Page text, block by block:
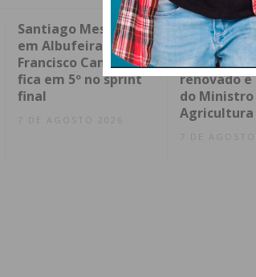
Santiago Mesa vence
em Albufeira e
Francisco Campos
fica em 5º no sprint
final
7 DE AGOSTO 2026
AGRIVAL
arranca em
com recinto
renovado e
do Ministro
Agricultura
7 DE